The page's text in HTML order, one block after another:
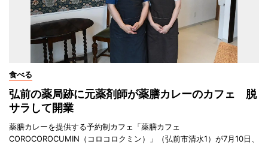
食べる
弘前の薬局跡に元薬剤師が薬膳カレーのカフェ 脱
サラして開業
薬膳カレーを提供する予約制カフェ「薬膳カフェ
COROCOROCUMIN（コロコロクミン）」（弘前市清水1）が7月10日、